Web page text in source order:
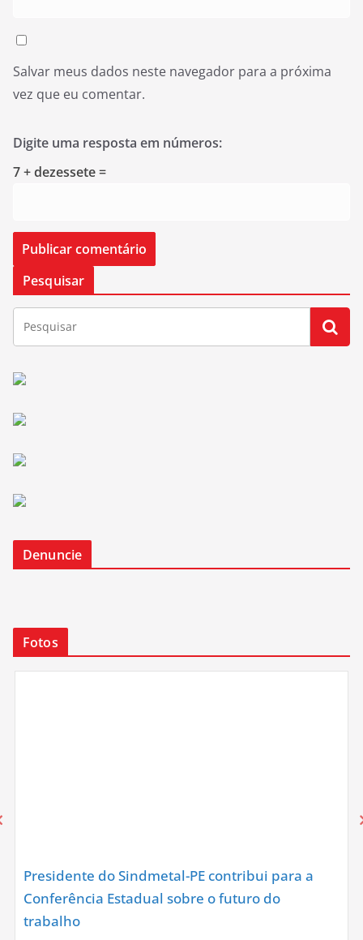
Salvar meus dados neste navegador para a próxima
vez que eu comentar.
Digite uma resposta em números:
7 + dezessete =
Pesquisar
Denuncie
Fotos
Presidente do Sindmetal-PE contribui para a
Conferência Estadual sobre o futuro do
trabalho